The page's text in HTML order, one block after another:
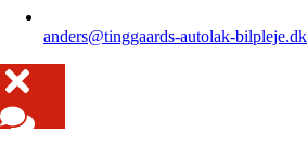
anders@tinggaards-autolak-bilpleje.dk